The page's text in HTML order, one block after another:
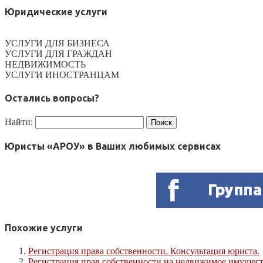
Юридические услуги
УСЛУГИ ДЛЯ БИЗНЕСА
УСЛУГИ ДЛЯ ГРАЖДАН
НЕДВИЖИМОСТЬ
УСЛУГИ ИНОСТРАНЦАМ
Остались вопросы?
Найти:
Юристы «АРОУ» в Ваших любимых сервисах
Похожие услуги
Регистрация права собственности. Консультация юриста.